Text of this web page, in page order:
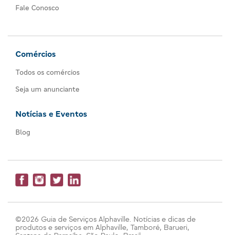
Fale Conosco
Comércios
Todos os comércios
Seja um anunciante
Notícias e Eventos
Blog
©2026 Guia de Serviços Alphaville. Notícias e dicas de
produtos e serviços em Alphaville, Tamboré, Barueri,